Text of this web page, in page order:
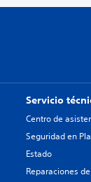
Servicio
Centro de
Seguridad en
Estado
Reparaciones